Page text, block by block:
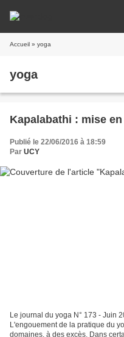
Accueil » yoga
yoga
Kapalabathi : mise
Publié le 22/06/2016 à 18:59
Par UCY
Le journal du yoga N° 173 - Juin
L'engouement de la pratique du
domaines, à des excès. Dans